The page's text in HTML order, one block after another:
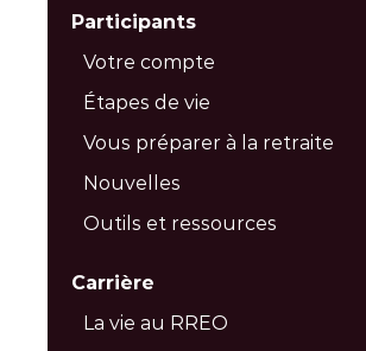
Participants
Votre compte
Étapes de vie
Vous préparer à la retraite
Nouvelles
Outils et ressources
Carrière
La vie au RREO